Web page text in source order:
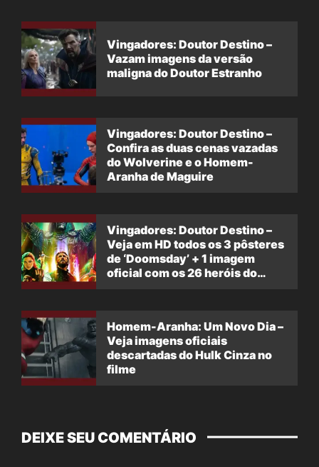
Vingadores: Doutor Destino –
Vazam imagens da versão
maligna do Doutor Estranho
Vingadores: Doutor Destino –
Confira as duas cenas vazadas
do Wolverine e o Homem-
Aranha de Maguire
Vingadores: Doutor Destino –
Veja em HD todos os 3 pôsteres
de ‘Doomsday’ + 1 imagem
oficial com os 26 heróis do
Homem-Aranha: Um Novo Dia –
Veja imagens oficiais
descartadas do Hulk Cinza no
filme
DEIXE SEU COMENTÁRIO